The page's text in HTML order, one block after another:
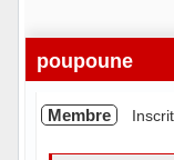
poupoune
Membre